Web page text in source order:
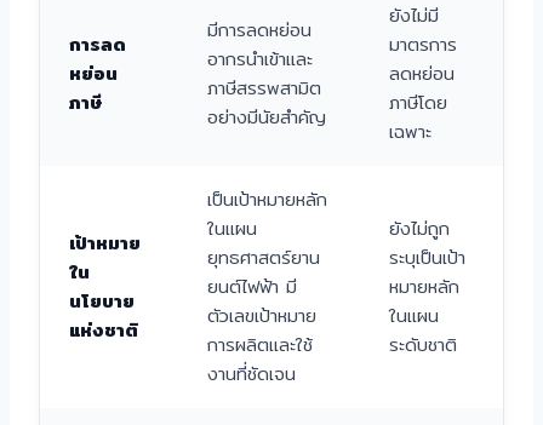
การลด
หย่อน
ภาษี
มีการลดหย่อน
อากรนำเข้าและ
ภาษีสรรพสามิต
อย่างมีนัยสำคัญ
ยังไม่มี
มาตรการ
ลดหย่อน
ภาษีโดย
เฉพาะ
เป้าหมาย
ใน
นโยบาย
แห่งชาติ
เป็นเป้าหมายหลัก
ในแผน
ยุทธศาสตร์ยาน
ยนต์ไฟฟ้า มี
ตัวเลขเป้าหมาย
การผลิตและใช้
งานที่ชัดเจน
ยังไม่ถูก
ระบุเป็นเป้า
หมายหลัก
ในแผน
ระดับชาติ